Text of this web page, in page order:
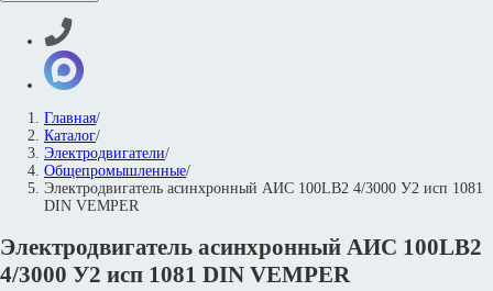
Главная/
Каталог/
Электродвигатели/
Общепромышленные/
Электродвигатель асинхронный АИС 100LB2 4/3000 У2 исп 1081
DIN VEMPER
Электродвигатель асинхронный АИС 100LB2
4/3000 У2 исп 1081 DIN VEMPER